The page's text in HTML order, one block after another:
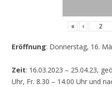
« ‹
Eröffnung: Donnerstag, 16.
Zeit: 16.03.2023 – 25.04.23,
Uhr, Fr. 8.30 – 14.00 Uhr und